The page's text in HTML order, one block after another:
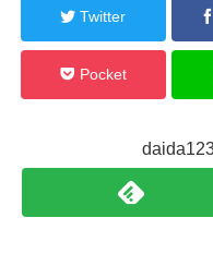
Twitter
Pocket